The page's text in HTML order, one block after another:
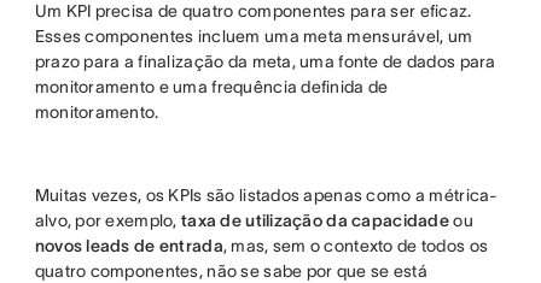
Um KPI precisa de quatro componentes para ser eficaz.
Esses componentes incluem uma meta mensurável, um
prazo para a finalização da meta, uma fonte de dados para
monitoramento e uma frequência definida de
monitoramento.
Muitas vezes, os KPIs são listados apenas como a métrica-
alvo, por exemplo, taxa de utilização da capacidadeou
novos leads de entrada, mas, sem o contexto de todos os
quatro componentes, não se sabe por que se está